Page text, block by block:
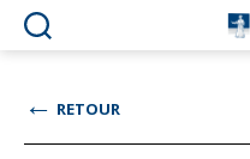
← RETOUR